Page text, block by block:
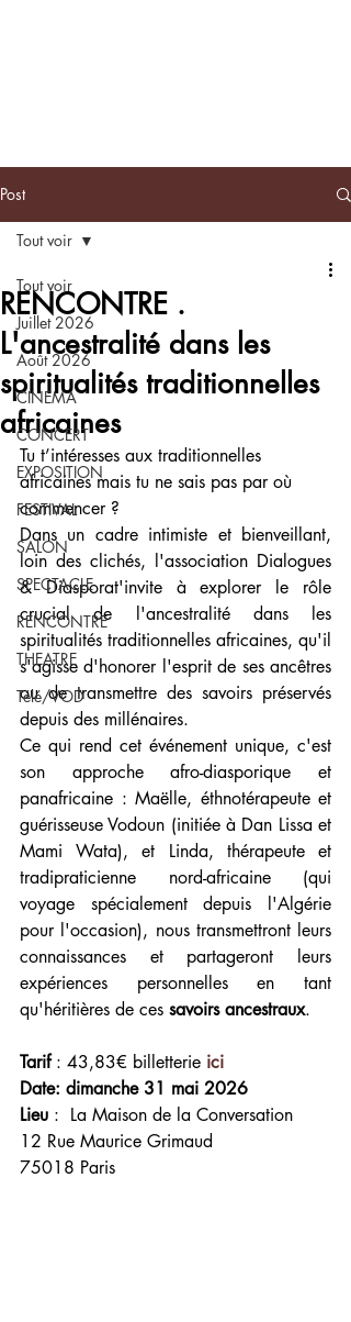
Post
Tout voir
Juillet 2026
Août 2026
CINEMA
CONCERT
EXPOSITION
FESTIVAL
SALON
SPECTACLE
RENCONTRE
THEATRE
Télé/VOD
Tout voir
RENCONTRE .
L'ancestralité dans les
spiritualités traditionnelles
africaines
Tu t’intéresses aux traditionnelles
africaines mais tu ne sais pas par où
commencer ?
Dans un cadre intimiste et bienveillant,
loin des clichés, l'association Dialogues
& Diasporat'invite à explorer le rôle
crucial de l'ancestralité dans les
spiritualités traditionnelles africaines, qu'il
s'agisse d'honorer l'esprit de ses ancêtres
ou de transmettre des savoirs préservés
depuis des millénaires.
Ce qui rend cet événement unique, c'est
son approche afro-diasporique et
panafricaine : Maëlle, éthnotérapeute et
guérisseuse Vodoun (initiée à Dan Lissa et
Mami Wata), et Linda, thérapeute et
tradipraticienne nord-africaine (qui
voyage spécialement depuis l'Algérie
pour l'occasion), nous transmettront leurs
connaissances et partageront leurs
expériences personnelles en tant
qu'héritières de ces savoirs ancestraux.
Tarif : 43,83€ billetterie ici
Date: dimanche 31 mai 2026
Lieu :  La Maison de la Conversation
12 Rue Maurice Grimaud
75018 Paris